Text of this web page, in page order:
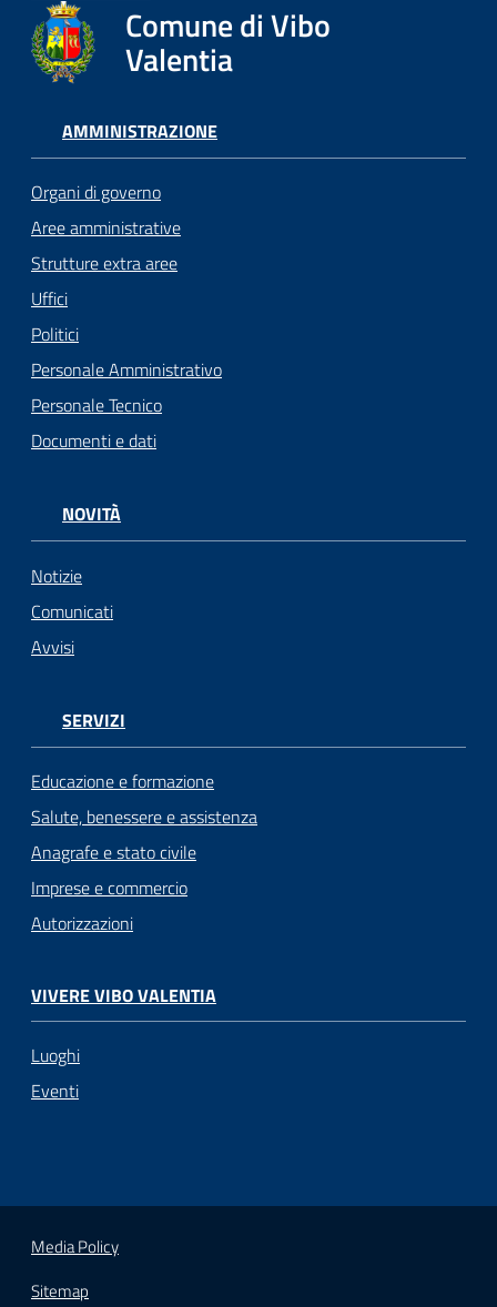
Comune di Vibo
Valentia
AMMINISTRAZIONE
Organi di governo
Aree amministrative
Strutture extra aree
Uffici
Politici
Personale Amministrativo
Personale Tecnico
Documenti e dati
NOVITÀ
Notizie
Comunicati
Avvisi
SERVIZI
Educazione e formazione
Salute, benessere e assistenza
Anagrafe e stato civile
Imprese e commercio
Autorizzazioni
VIVERE VIBO VALENTIA
Luoghi
Eventi
Media Policy
Sitemap